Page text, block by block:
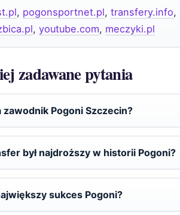
, pogonsportnet.pl, transfery.info,
, youtube.com, meczyki.pl
zadawane pytania
zawodnik Pogoni Szczecin?
był najdroższy w historii Pogoni?
sukces Pogoni?